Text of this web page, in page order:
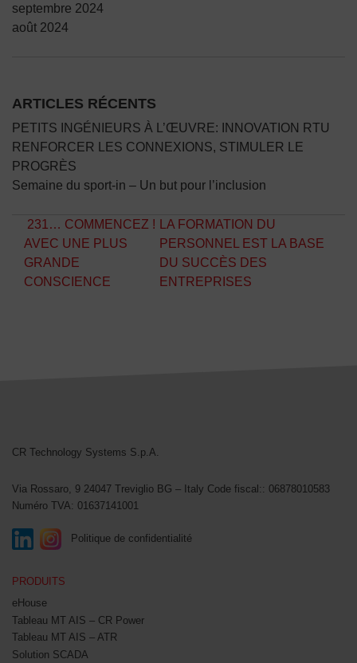
septembre 2024
août 2024
ARTICLES RÉCENTS
PETITS INGÉNIEURS À L’ŒUVRE: INNOVATION RTU
RENFORCER LES CONNEXIONS, STIMULER LE
PROGRÈS
Semaine du sport-in – Un but pour l’inclusion
Navigation des articles
231… COMMENCEZ !
AVEC UNE PLUS
GRANDE
CONSCIENCE
LA FORMATION DU
PERSONNEL EST LA BASE
DU SUCCÈS DES
ENTREPRISES
CR Technology Systems S.p.A.
Via Rossaro, 9 24047 Treviglio BG – Italy Code fiscal:: 06878010583
Numéro TVA: 01637141001
Politique de confidentialité
PRODUITS
eHouse
Tableau MT AIS – CR Power
Tableau MT AIS – ATR
Solution SCADA